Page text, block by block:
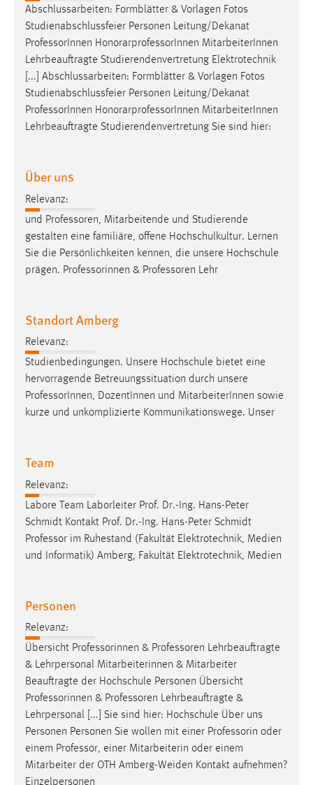
Abschlussarbeiten: Formblätter & Vorlagen Fotos
Studienabschlussfeier Personen Leitung/Dekanat
ProfessorInnen HonorarprofessorInnen MitarbeiterInnen
Lehrbeauftragte Studierendenvertretung Elektrotechnik
[...] Abschlussarbeiten: Formblätter & Vorlagen Fotos
Studienabschlussfeier Personen Leitung/Dekanat
ProfessorInnen HonorarprofessorInnen MitarbeiterInnen
Lehrbeauftragte Studierendenvertretung Sie sind hier:
Über uns
Relevanz:
und Professoren, Mitarbeitende und Studierende
gestalten eine familiäre, offene Hochschulkultur. Lernen
Sie die Persönlichkeiten kennen, die unsere Hochschule
prägen. Professorinnen & Professoren Lehr
Standort Amberg
Relevanz:
Studienbedingungen. Unsere Hochschule bietet eine
hervorragende Betreuungssituation durch unsere
ProfessorInnen, DozentInnen und MitarbeiterInnen sowie
kurze und unkomplizierte Kommunikationswege. Unser
Team
Relevanz:
Labore Team Laborleiter Prof. Dr.-Ing. Hans-Peter
Schmidt Kontakt Prof. Dr.-Ing. Hans-Peter Schmidt
Professor im Ruhestand (Fakultät Elektrotechnik, Medien
und Informatik) Amberg, Fakultät Elektrotechnik, Medien
Personen
Relevanz:
Übersicht Professorinnen & Professoren Lehrbeauftragte
& Lehrpersonal Mitarbeiterinnen & Mitarbeiter
Beauftragte der Hochschule Personen Übersicht
Professorinnen & Professoren Lehrbeauftragte &
Lehrpersonal [...] Sie sind hier: Hochschule Über uns
Personen Personen Sie wollen mit einer Professorin oder
einem Professor, einer Mitarbeiterin oder einem
Mitarbeiter der OTH Amberg-Weiden Kontakt aufnehmen?
Einzelpersonen
Statistik Cookies erfassen Informationen anonym.
Diese Informationen helfen uns zu verstehen, wie
unsere Besucher unsere Website nutzen.
Matomo
Name:
_pk_ref, _pk_cvar, _pk_id, _pk_ses
Cookie Laufzeit:
Max. 13 Monate
MARKETING
Marketing Cookies werden von Drittanbietern
hinweg verfolgen.
Google Ads
Name:
Zweck:
Conversion-Tracking
Cookie Laufzeit:
3 Monate
_fbp
Facebook
Zweck:
Conversion-Tracking
Cookie Laufzeit:
3 Monate